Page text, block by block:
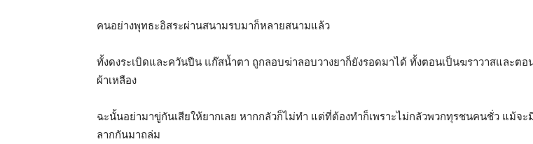
คนอย่างพุทธะอิสระผ่านสนามรบมาก็หลายสนามแล้ว
ทั้งดงระเบิดและควันปืน แก๊สน้ำตา ถูกลอบฆ่าลอบวางยาก็ยังรอดมาได้ ทั้งตอนเป็นฆราวาสและตอ
ผ้าเหลือง
ฉะนั้นอย่ามาขู่กันเสียให้ยากเลย หากกลัวก็ไม่ทำ แต่ที่ต้องทำก็เพราะไม่กลัวพวกทุรชนคนชั่ว แม้จะ
ลากกันมาถล่ม